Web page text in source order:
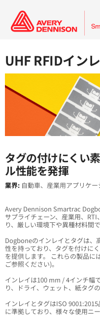
UHF RFIDイン
タグの付けにくい
ル性能を発揮
業界: 自動車、産業用アプリケ
Avery Dennison Smartrac
サプライチェーン、産業用、
り、厳しい環境下や異種材料間
Dogboneのインレイとタグは、
性を持っており、タグを付けに
を提供します。 これらの製品に
ご参照ください)。
インレイは100 mm / 4インチ幅
り、ドライ、ウェット、紙タグ
インレイとタグはISO
に準拠しており、様々な使用ニ